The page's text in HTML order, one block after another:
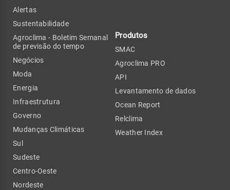
Alertas
Sustentabilidade
Agroclima - Boletim Semanal
de previsão do tempo
Negócios
Moda
Energia
Infraestrutura
Governo
Mudanças Climáticas
Sul
Sudeste
Centro-Oeste
Nordeste
Produtos
SMAC
Agroclima PRO
API
Levantamento de dados
Ocean Report
Relclima
Weather Index